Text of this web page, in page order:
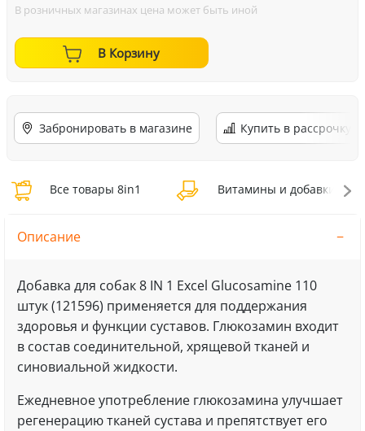
В розничных магазинах цена может быть иной
В Корзину
Забронировать в магазине Купить в рассрочку
Все товары 8in1 Витамины и добавки 8in1
Описание
Добавка для собак 8 IN 1 Excel Glucosamine 110
штук (121596) применяется для поддержания
здоровья и функции суставов. Глюкозамин входит
в состав соединительной, хрящевой тканей и
синовиальной жидкости.
Ежедневное употребление глюкозамина улучшает
регенерацию тканей сустава и препятствует его